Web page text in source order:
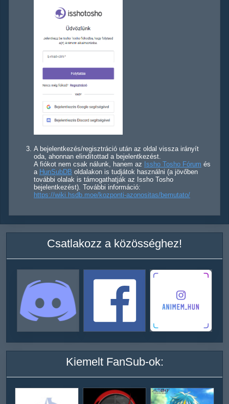
A bejelentkezés/regisztráció után az oldal vissza irányít
oda, ahonnan elindítottad a bejelentkezést.
A fiókot nem csak nálunk, hanem az Issho Tosho Fórum és
a HunSubDB oldalakon is tudjátok használni (a jövőben
további olalak is támogathatják az Issho Tosho
bejelentkezést). További információ:
https://wiki.hsdb.moe/kozponti-azonositas/bemutato/
Csatlakozz a közösséghez!
Kiemelt FanSub-ok: